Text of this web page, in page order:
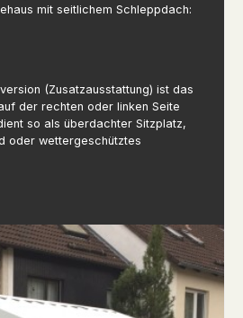
mit seitlichem Schleppdach:
(Zusatzausstattung) ist das
der rechten oder linken Seite
so als überdachter Sitzplatz,
oder wettergeschütztes